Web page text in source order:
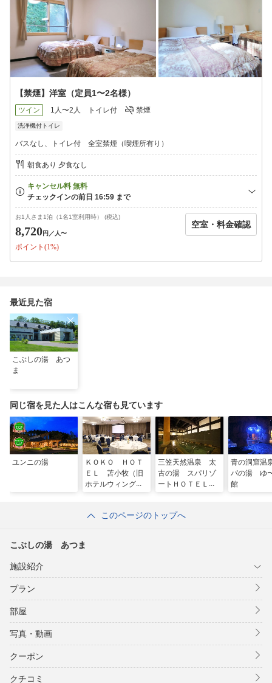
【禁煙】洋室（定員1〜2名様）
ツイン 1人〜2人 トイレ付 禁煙
洗浄機付トイレ
バスなし、トイレ付 全室禁煙（喫煙所有り）
朝食あり 夕食なし
お1人さま1泊（1名1室利用時） (税込)
8,720円 ／人〜
ポイント(1%)
空室・料金確認
最近見た宿
こぶしの湯 あつ
ま
同じ宿を見た人はこんな宿も見ています
ユンニの湯
ＫＯＫＯ ＨＯＴ
ＥＬ 苫小牧（旧
ホテルウィングイ
三笠天然温泉 太
古の湯 スパリゾ
ートＨＯＴＥＬ
青の洞窟
パの湯 ゆ
館
このページのトップへ
こぶしの湯 あつま
施設紹介
プラン
部屋
写真・動画
クーポン
クチコミ